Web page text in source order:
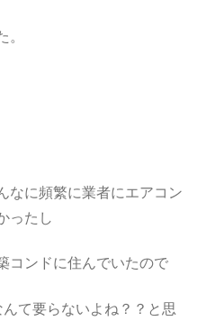
。
なに頻繁に業者にエアコン
ったし
コンドに住んでいたので
て要らないよね？？と思